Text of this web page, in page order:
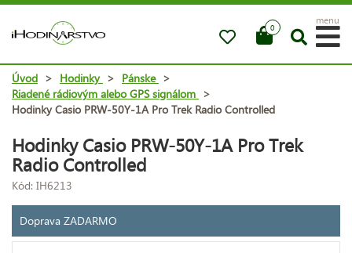
0
menu
Úvod > Hodinky > Pánske >
Riadené rádiovým alebo GPS signálom >
Hodinky Casio PRW-50Y-1A Pro Trek Radio Controlled
Hodinky Casio PRW-50Y-1A Pro Trek
Radio Controlled
Kód: IH6213
Doprava ZADARMO